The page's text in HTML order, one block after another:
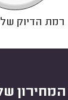
רמת הדיוק